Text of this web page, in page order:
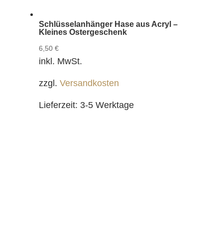
Schlüsselanhänger Hase aus Acryl –
Kleines Ostergeschenk
6,50 €
inkl. MwSt.
zzgl. Versandkosten
Lieferzeit: 3-5 Werktage